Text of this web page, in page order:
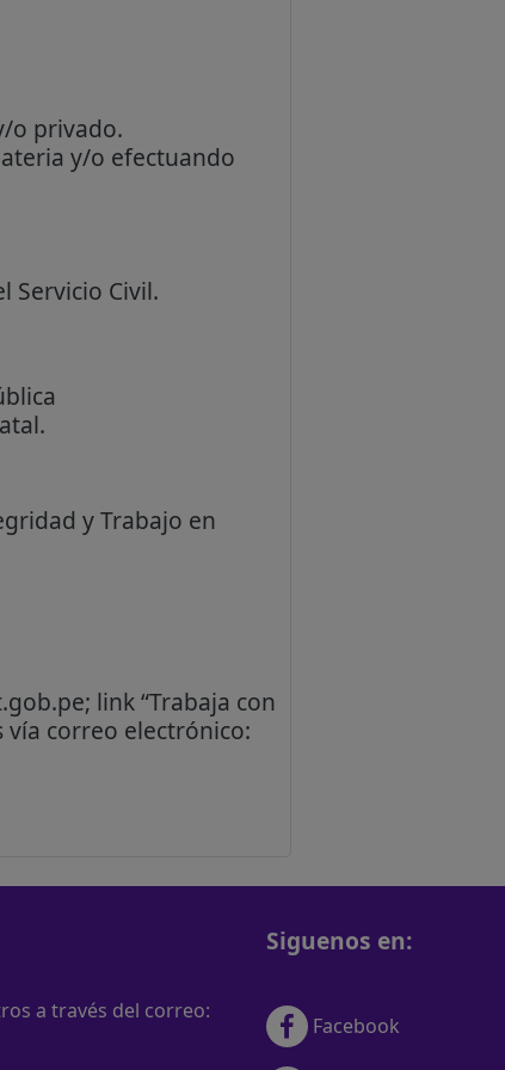
o privado.
y/o efectuando
Servicio Civil.
y Trabajo en
link “Trabaja con
vía correo electrónico:
a través del correo:
Siguenos en:
Facebook